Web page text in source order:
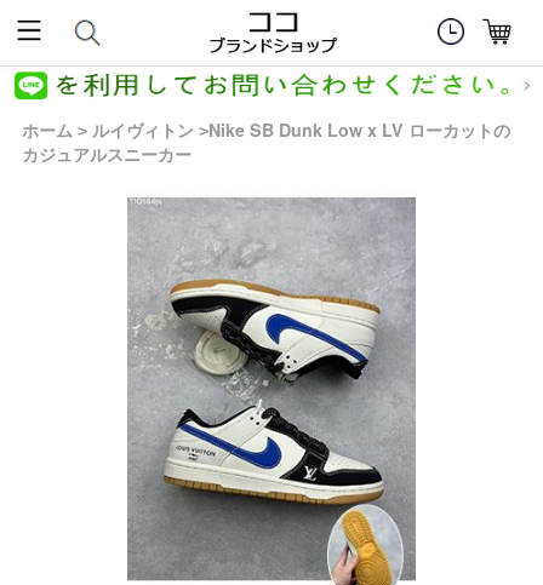
ホーム > ルイヴィトン >Nike SB Dunk Low x LV ローカットの
カジュアルスニーカー